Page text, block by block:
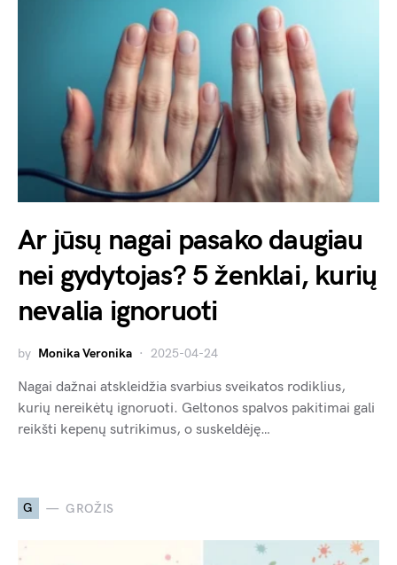
Ar jūsų nagai pasako daugiau
nei gydytojas? 5 ženklai, kurių
nevalia ignoruoti
by Monika Veronika 2025-04-24
Nagai dažnai atskleidžia svarbius sveikatos rodiklius,
kurių nereikėtų ignoruoti. Geltonos spalvos pakitimai gali
reikšti kepenų sutrikimus, o suskeldėję…
G GROŽIS